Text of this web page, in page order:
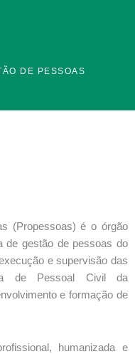
DE PESSOAS
(Propessoas) é o órgão
de gestão de pessoas do
e supervisão das
de Pessoal Civil da
e formação de
humanizada e